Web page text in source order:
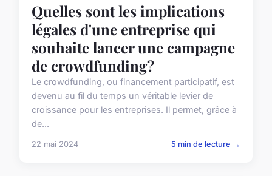
Quelles sont les implications
légales d'une entreprise qui
souhaite lancer une campagne
de crowdfunding?
Le crowdfunding, ou financement participatif, est
devenu au fil du temps un véritable levier de
croissance pour les entreprises. Il permet, grâce à
de...
22 mai 2024 5 min de lecture →